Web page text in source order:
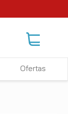
Ofertas